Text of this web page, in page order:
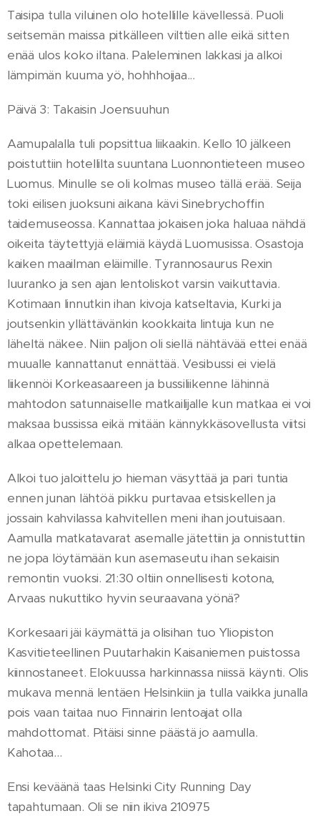
Taisipa tulla viluinen olo hotellille kävellessä. Puoli
seitsemän maissa pitkälleen vilttien alle eikä sitten
enää ulos koko iltana. Paleleminen lakkasi ja alkoi
lämpimän kuuma yö, hohhhoijaa...
Päivä 3: Takaisin Joensuuhun
Aamupalalla tuli popsittua liikaakin. Kello 10 jälkeen
poistuttiin hotellilta suuntana Luonnontieteen museo
Luomus. Minulle se oli kolmas museo tällä erää. Seija
toki eilisen juoksuni aikana kävi Sinebrychoffin
taidemuseossa. Kannattaa jokaisen joka haluaa nähdä
oikeita täytettyjä eläimiä käydä Luomusissa. Osastoja
kaiken maailman eläimille. Tyrannosaurus Rexin
luuranko ja sen ajan lentoliskot varsin vaikuttavia.
Kotimaan linnutkin ihan kivoja katseltavia, Kurki ja
joutsenkin yllättävänkin kookkaita lintuja kun ne
läheltä näkee. Niin paljon oli siellä nähtävää ettei enää
muualle kannattanut ennättää. Vesibussi ei vielä
liikennöi Korkeasaareen ja bussiliikenne lähinnä
mahtodon satunnaiselle matkailijalle kun matkaa ei voi
maksaa bussissa eikä mitään kännykkäsovellusta viitsi
alkaa opettelemaan.
Alkoi tuo jaloittelu jo hieman väsyttää ja pari tuntia
ennen junan lähtöä pikku purtavaa etsiskellen ja
jossain kahvilassa kahvitellen meni ihan joutuisaan.
Aamulla matkatavarat asemalle jätettiin ja onnistuttiin
ne jopa löytämään kun asemaseutu ihan sekaisin
remontin vuoksi. 21:30 oltiin onnellisesti kotona,
Arvaas nukuttiko hyvin seuraavana yönä?
Korkesaari jäi käymättä ja olisihan tuo Yliopiston
Kasvitieteellinen Puutarhakin Kaisaniemen puistossa
kiinnostaneet. Elokuussa harkinnassa niissä käynti. Olis
mukava mennä lentäen Helsinkiin ja tulla vaikka junalla
pois vaan taitaa nuo Finnairin lentoajat olla
mahdottomat. Pitäisi sinne päästä jo aamulla.
Kahotaa...
Ensi keväänä taas Helsinki City Running Day
tapahtumaan. Oli se niin ikiva 210975